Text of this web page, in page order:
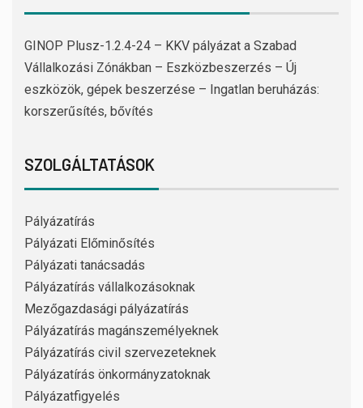
GINOP Plusz-1.2.4-24 – KKV pályázat a Szabad
Vállalkozási Zónákban – Eszközbeszerzés – Új
eszközök, gépek beszerzése – Ingatlan beruházás:
korszerűsítés, bővítés
SZOLGÁLTATÁSOK
Pályázatírás
Pályázati Előminősítés
Pályázati tanácsadás
Pályázatírás vállalkozásoknak
Mezőgazdasági pályázatírás
Pályázatírás magánszemélyeknek
Pályázatírás civil szervezeteknek
Pályázatírás önkormányzatoknak
Pályázatfigyelés